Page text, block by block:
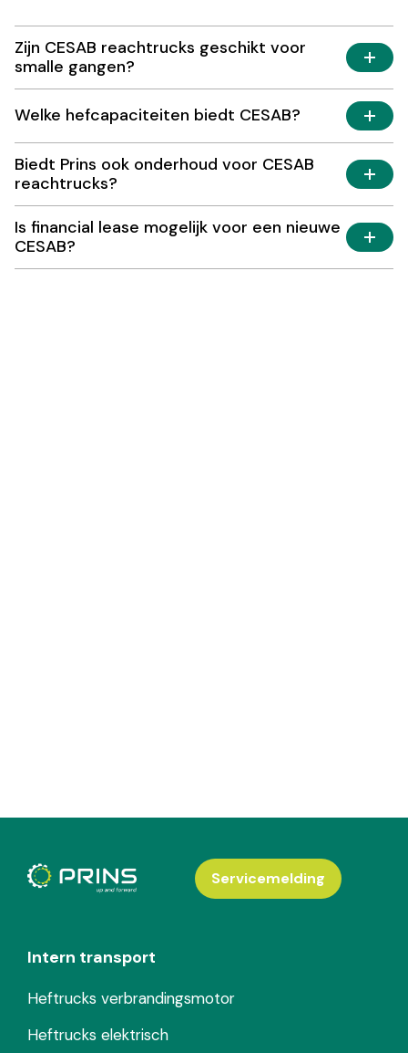
Zijn CESAB reachtrucks geschikt voor
smalle gangen?
Welke hefcapaciteiten biedt CESAB?
Biedt Prins ook onderhoud voor CESAB
reachtrucks?
Is financial lease mogelijk voor een nieuwe
CESAB?
Intern transport
Heftrucks verbrandingsmotor
Heftrucks elektrisch
Servicemelding